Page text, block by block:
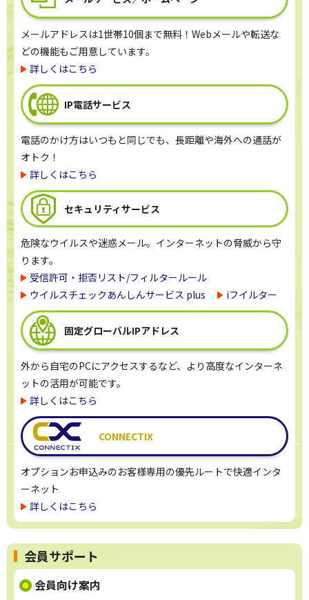
メールアドレスは1世帯10個まで無料！Webメールや転送な
どの機能もご用意しています。
詳しくはこちら
IP電話サービス
電話のかけ方はいつもと同じでも、長距離や海外への通話が
オトク！
詳しくはこちら
セキュリティサービス
危険なウイルスや迷惑メール。インターネットの脅威から守
ります。
受信許可・拒否リスト/フィルタールール
ウイルスチェックあんしんサービス plus
iフイルター
固定グローバルIPアドレス
外から自宅のPCにアクセスするなど、より高度なインターネ
ットの活用が可能です。
詳しくはこちら
CONNECTIX
オプションお申込みのお客様専用の優先ルートで快適インタ
ーネット
詳しくはこちら
会員サポート
会員向け案内